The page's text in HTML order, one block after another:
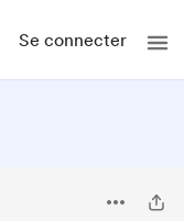
Se connecter